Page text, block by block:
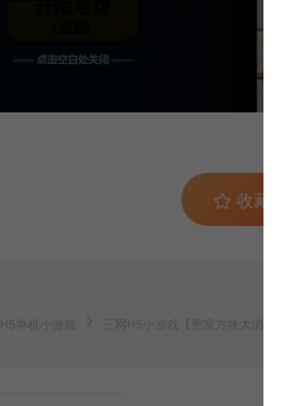
收藏
H5单机小游戏 三网H5小游戏【密室方块大消除